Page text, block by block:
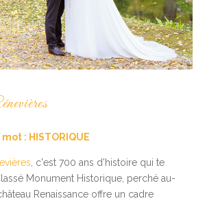
: HISTORIQUE
, c'est 700 ans d'histoire qui te
Monument Historique, perché au-
Renaissance offre un cadre